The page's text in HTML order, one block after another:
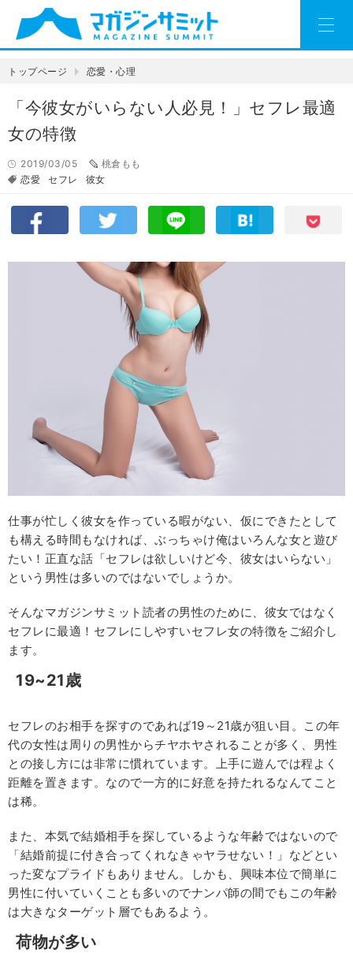
トップページ 恋愛・心理
「今彼女がいらない人必見！」セフレ最適
女の特徴
2019/03/05
桃倉もも
恋愛
セフレ 彼女
仕事が忙しく彼女を作っている暇がない、仮にできたとして
も構える時間もなければ、ぶっちゃけ俺はいろんな女と遊び
たい！正直な話「セフレは欲しいけど今、彼女はいらない」
という男性は多いのではないでしょうか。
そんなマガジンサミット読者の男性のために、彼女ではなく
セフレに最適！セフレにしやすいセフレ女の特徴をご紹介し
ます。
19~21歳
セフレのお相手を探すのであれば19～21歳が狙い目。この年
代の女性は周りの男性からチヤホヤされることが多く、男性
との接し方には非常に慣れています。上手に遊んでは程よく
距離を置きます。なので一方的に好意を持たれるなんてこと
は稀。
また、本気で結婚相手を探しているような年齢ではないので
「結婚前提に付き合ってくれなきゃヤラせない！」などとい
った変なプライドもありません。しかも、興味本位で簡単に
男性に付いていくことも多いのでナンパ師の間でもこの年齢
は大きなターゲット層でもあるよう。
荷物が多い